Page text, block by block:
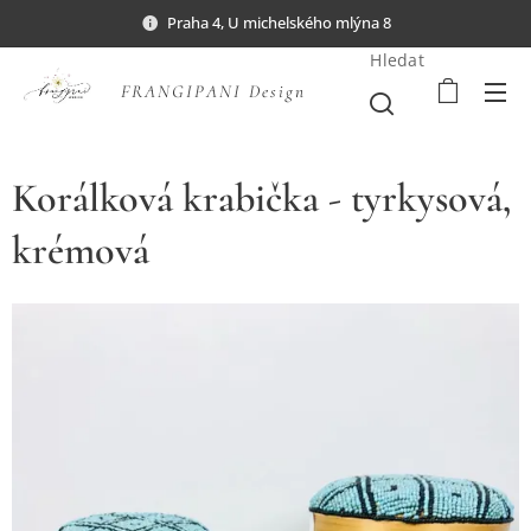
Praha 4, U michelského mlýna 8
FRANGIPANI Design
Hledat
Korálková krabička - tyrkysová,
krémová